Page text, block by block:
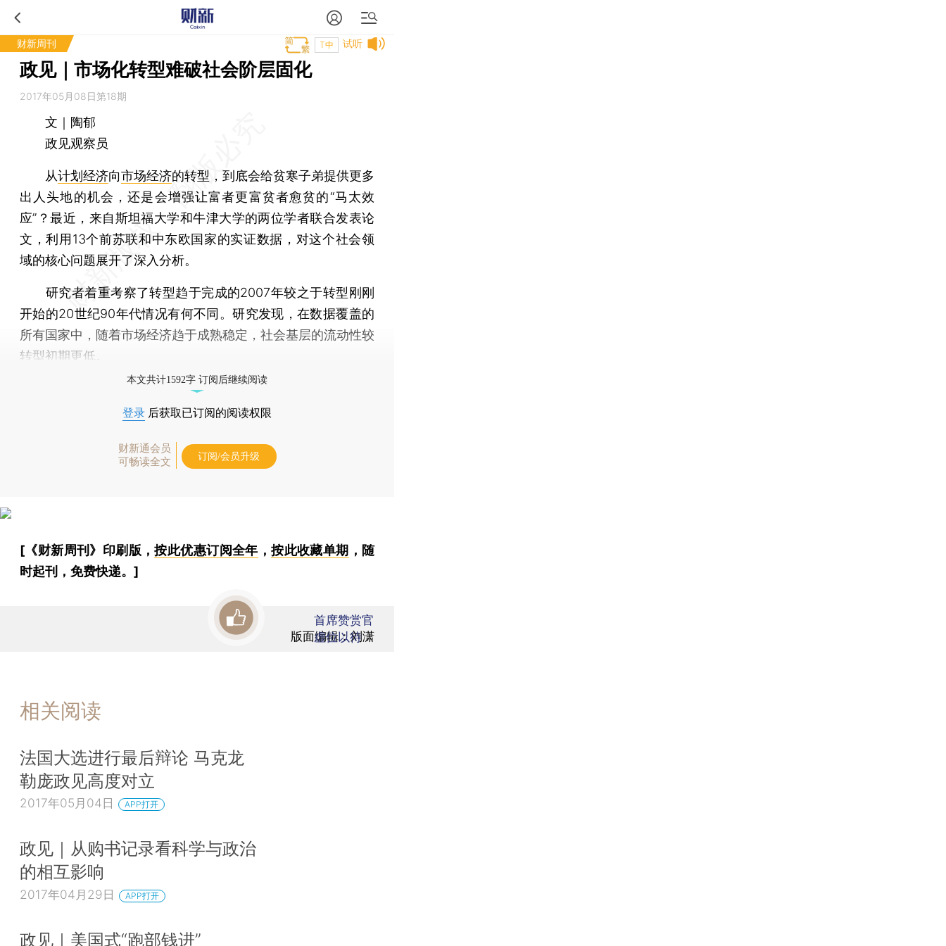
财新周刊 试听
T中
政见｜市场化转型难破社会阶层固化
2017年05月08日第18期
文｜陶郁
政见观察员
从计划经济向市场经济的转型，到底会给贫寒子弟提供更多
出人头地的机会，还是会增强让富者更富贫者愈贫的“马太效
应”？最近，来自斯坦福大学和牛津大学的两位学者联合发表论
文，利用13个前苏联和中东欧国家的实证数据，对这个社会领
域的核心问题展开了深入分析。
研究者着重考察了转型趋于完成的2007年较之于转型刚刚
开始的20世纪90年代情况有何不同。研究发现，在数据覆盖的
所有国家中，随着市场经济趋于成熟稳定，社会基层的流动性较
转型初期更低。
本文共计1592字 订阅后继续阅读
登录 后获取已订阅的阅读权限
财新通会员
可畅读全文
订阅/会员升级
[《财新周刊》印刷版，按此优惠订阅全年 ，按此收藏单期 ，随
时起刊，免费快递。]
版面编辑：刘潇
首席赞赏官
虚位以待
相关阅读
法国大选进行最后辩论 马克龙
勒庞政见高度对立
2017年05月04日 APP打开
政见｜从购书记录看科学与政治
的相互影响
2017年04月29日 APP打开
政见｜美国式“跑部钱进”